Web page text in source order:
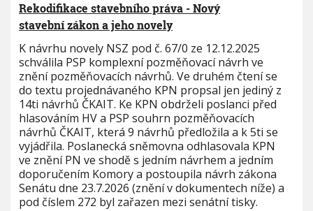
Rekodifikace stavebního práva - Nový
stavební zákon a jeho novely
K návrhu novely NSZ pod č. 67/0 ze 12.12.2025
schválila PSP komplexní pozměňovací návrh ve
znění pozměňovacích návrhů. Ve druhém čtení se
do textu projednávaného KPN propsal jen jediný z
14ti návrhů ČKAIT. Ke KPN obdrželi poslanci před
hlasováním HV a PSP souhrn pozměňovacích
návrhů ČKAIT, která 9 návrhů předložila a k 5ti se
vyjádřila. Poslanecká sněmovna odhlasovala KPN
ve znění PN ve shodě s jedním návrhem a jedním
doporučením Komory a postoupila návrh zákona
Senátu dne 23.7.2026 (znění v dokumentech níže) a
pod číslem 272 byl zařazen mezi senátní tisky.